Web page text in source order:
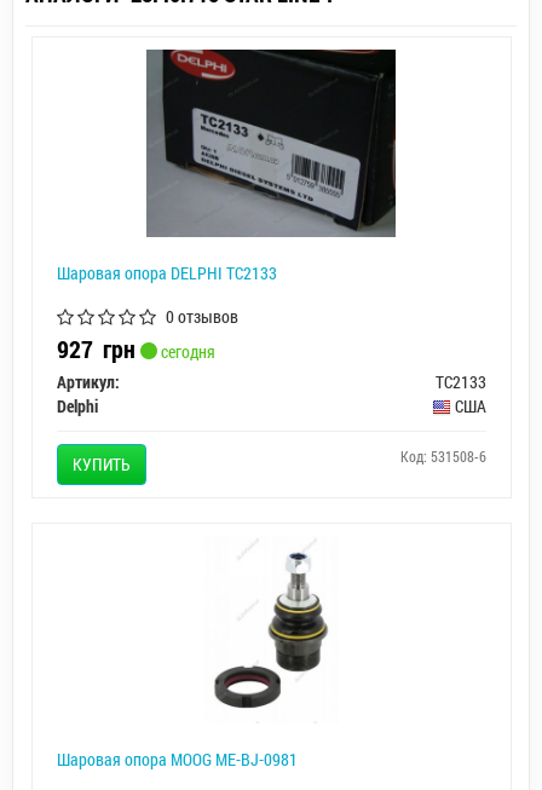
Шаровая опора DELPHI TC2133
0 отзывов
927 грн
сегодня
Артикул:
TC2133
Delphi
США
КУПИТЬ Код: 531508-6
Шаровая опора MOOG ME-BJ-0981